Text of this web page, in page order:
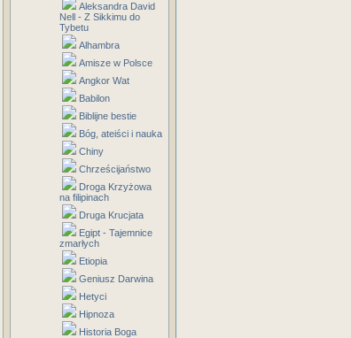
Aleksandra David
Nell - Z Sikkimu do
Tybetu
Alhambra
Amisze w Polsce
Angkor Wat
Babilon
Biblijne bestie
Bóg, ateiści i nauka
Chiny
Chrześcijaństwo
Droga Krzyżowa
na filipinach
Druga Krucjata
Egipt - Tajemnice
zmarłych
Etiopia
Geniusz Darwina
Hetyci
Hipnoza
Historia Boga